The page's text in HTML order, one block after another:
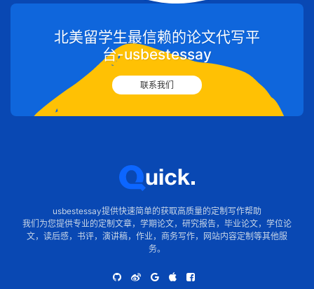
北美留学生最信赖的论文代写平
台-usbestessay
联系我们
usbestessay提供快速简单的获取高质量的定制写作帮助
我们为您提供专业的定制文章，学期论文，研究报告，毕业论文，学位论
文，读后感，书评，演讲稿，作业，商务写作，网站内容定制等其他服
务。